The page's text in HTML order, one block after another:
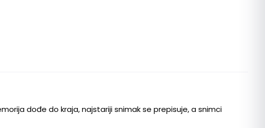
dođe do kraja, najstariji snimak se prepisuje, a snimci